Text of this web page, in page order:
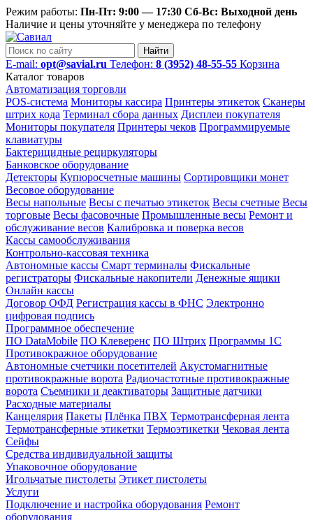
Режим работы: Пн-Пт: 9:00 — 17:30 Сб-Вс: Выходной день
Наличие и цены уточняйте у менеджера по телефону
Найти
E-mail: opt@savial.ru Телефон: 8 (3952) 48-55-55 Корзина
Каталог товаров
Автоматизация торговли
POS-система Мониторы кассира Принтеры этикеток Сканеры
штрих кода Терминал сбора данных Дисплеи покупателя
Мониторы покупателя Принтеры чеков Программируемые
клавиатуры
Бактерицидные рециркуляторы
Банковское оборудование
Детекторы Купюросчетные машины Сортировщики монет
Весовое оборудование
Весы напольные Весы с печатью этикеток Весы счетные Весы
торговые Весы фасовочные Промышленные весы Ремонт и
обслуживание весов Калибровка и поверка весов
Кассы самообслуживания
Контрольно-кассовая техника
Автономные кассы Смарт терминалы Фискальные
регистраторы Фискальные накопители Денежные ящики
Онлайн кассы
Договор ОФД Регистрация кассы в ФНС Электронно
цифровая подпись
Программное обеспечение
ПО DataMobile ПО Клеверенс ПО Штрих Программы 1С
Противокражное оборудование
Автономные счетчики посетителей Акустомагнитные
противокражные ворота Радиочастотные противокражные
ворота Съемники и деактиваторы Защитные датчики
Расходные материалы
Канцелярия Пакеты Плёнка ПВХ Термотрансферная лента
Термотрансферные этикетки Термоэтикетки Чековая лента
Сейфы
Средства индивидуальной защиты
Упаковочное оборудование
Игольчатые пистолеты Этикет пистолеты
Услуги
Подключение и настройка оборудования Ремонт
оборудования